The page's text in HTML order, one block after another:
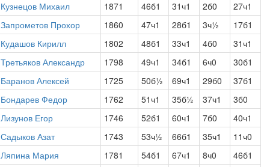
Кузнецов Михаил 1871 46б1 31ч1 2б0 27ч1
Запрометов Прохор 1860 47ч1 28б1 3ч½ 17б1
Кудашов Кирилл 1802 48б1 33ч1 4б0 31ч1
Третьяков Александр 1798 49ч1 34б1 6ч0 30б1
Баранов Алексей 1725 50б½ 69ч1 29б0 37б1
Бондарев Федор 1762 51ч1 35б½ 37ч1 3б0
Лизунов Егор 1746 52б1 60ч1 7б0 40ч1
Садыков Азат 1743 53ч½ 66б1 35ч1 11ч0
Ляпина Мария 1781 54б1 67ч1 8ч0 46б1